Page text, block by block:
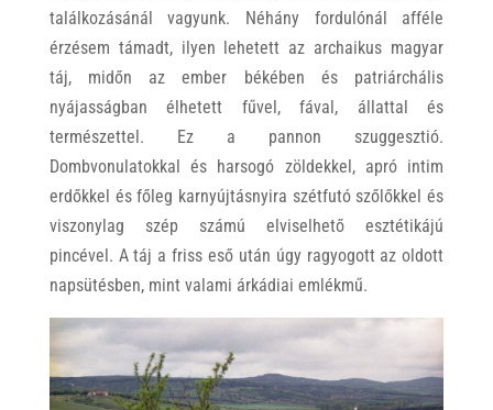
találkozásánál vagyunk. Néhány fordulónál afféle
érzésem támadt, ilyen lehetett az archaikus magyar
táj, midőn az ember békében és patriárchális
nyájasságban élhetett fűvel, fával, állattal és
természettel. Ez a pannon szuggesztió.
Dombvonulatokkal és harsogó zöldekkel, apró intim
erdőkkel és főleg karnyújtásnyira szétfutó szőlőkkel és
viszonylag szép számú elviselhető esztétikájú
pincével. A táj a friss eső után úgy ragyogott az oldott
napsütésben, mint valami árkádiai emlékmű.